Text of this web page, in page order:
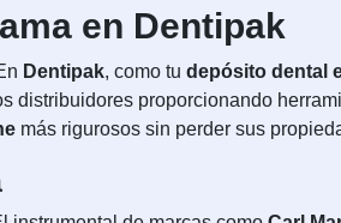
en Dentipak
Dentipak, como tu depósito dental
distribuidores proporcionando
más rigurosos sin perder sus